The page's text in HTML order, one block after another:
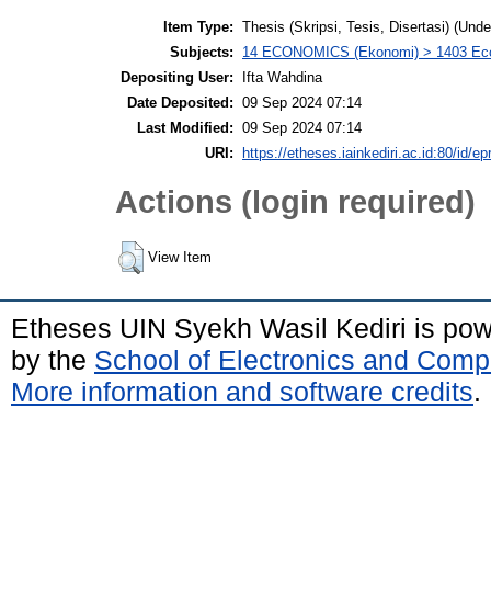
Item Type: Thesis (Skripsi, Tesis, Disertasi)
Subjects:
14 ECONOMICS (Ekonomi) > 1403
Depositing User:
Ifta Wahdina
Date Deposited: 09 Sep 2024 07:14
Last Modified: 09 Sep 2024 07:14
URI:
https://etheses.iainkediri.ac.id:80/id/
Actions (login required)
View Item
Etheses UIN Syekh Wasil Kediri is
by the School of Electronics and
More information and software credits.